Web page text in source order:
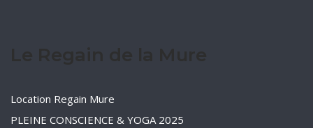
Location Regain Mure
PLEINE CONSCIENCE & YOGA 2025